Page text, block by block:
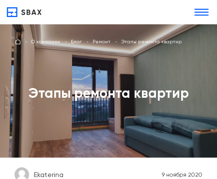
О компании Блог Ремонт Этапы ремонта квартир
Этапы ремонта квартир
Ekaterina 9 ноября 2020